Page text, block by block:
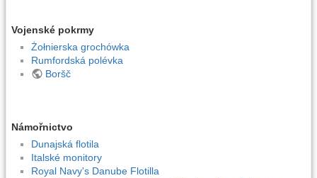
Vojenské pokrmy
Żołnierska grochówka
Rumfordská polévka
Boršč
Námořnictvo
Dunajská flotila
Italské monitory
Royal Navy's Danube Flotilla